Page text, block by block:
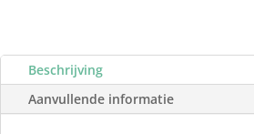
Beschrijving
Aanvullende informatie